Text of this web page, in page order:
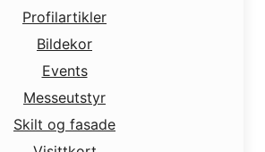
Profilartikler
Bildekor
Events
Messeutstyr
Skilt og fasade